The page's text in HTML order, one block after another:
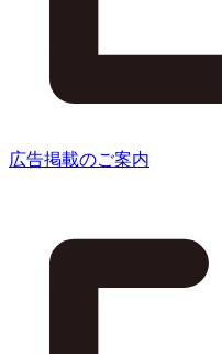
広告掲載のご案内